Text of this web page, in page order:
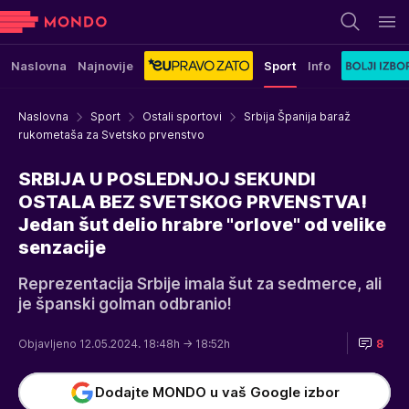
Naslovna Najnovije Sport Info
Naslovna Sport Ostali sportovi
Srbija Španija baraž
rukometaša za Svetsko prvenstvo
SRBIJA U POSLEDNJOJ SEKUNDI
OSTALA BEZ SVETSKOG PRVENSTVA!
Jedan šut delio hrabre "orlove" od velike
senzacije
Reprezentacija Srbije imala šut za sedmerce, ali
je španski golman odbranio!
Objavljeno 12.05.2024. 18:48h → 18:52h 8
Dodajte MONDO u vaš Google izbor